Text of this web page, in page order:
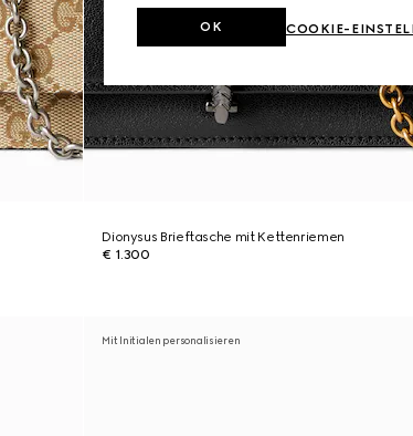
Dionysus Brieftasche mit Kettenriemen
€ 1.300
Mit Initialen personalisieren
COOKIE-
OK